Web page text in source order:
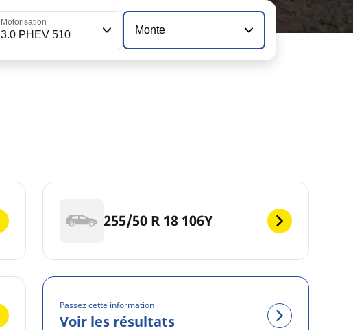
Motorisation
3.0 PHEV 510 Monte
255/50 R 18 106Y
Passez cette information
Voir les résultats